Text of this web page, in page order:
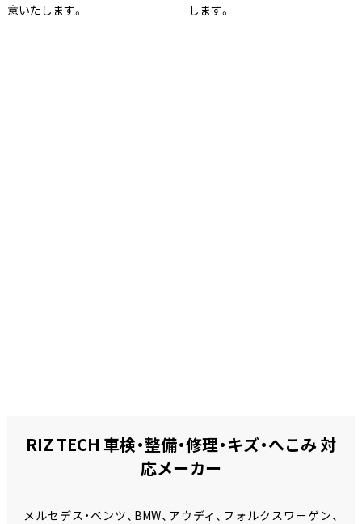
意いたします。
します。
RIZ TECH 車検・整備・修理・キズ・へこみ 対
応メーカー
メルセデス・ベンツ、BMW、アウディ、フォルクスワーゲン、